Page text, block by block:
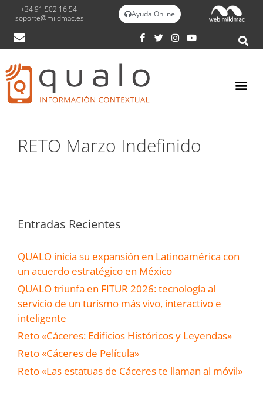
+34 91 502 16 54
soporte@mildmac.es
Ayuda Online
RETO Marzo Indefinido
Entradas Recientes
QUALO inicia su expansión en Latinoamérica con
un acuerdo estratégico en México
QUALO triunfa en FITUR 2026: tecnología al
servicio de un turismo más vivo, interactivo e
inteligente
Reto «Cáceres: Edificios Históricos y Leyendas»
Reto «Cáceres de Película»
Reto «Las estatuas de Cáceres te llaman al móvil»